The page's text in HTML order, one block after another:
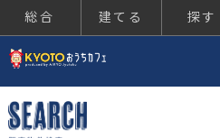
総合 建てる 探す